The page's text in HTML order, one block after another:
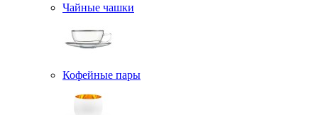
Чайные чашки
Кофейные пары